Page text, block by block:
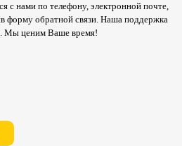
с нами по телефону, электронной почте,
форму обратной связи. Наша поддержка
Мы ценим Ваше время!